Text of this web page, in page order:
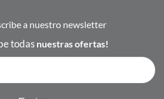
a nuestro newsletter
todas nuestras ofertas!